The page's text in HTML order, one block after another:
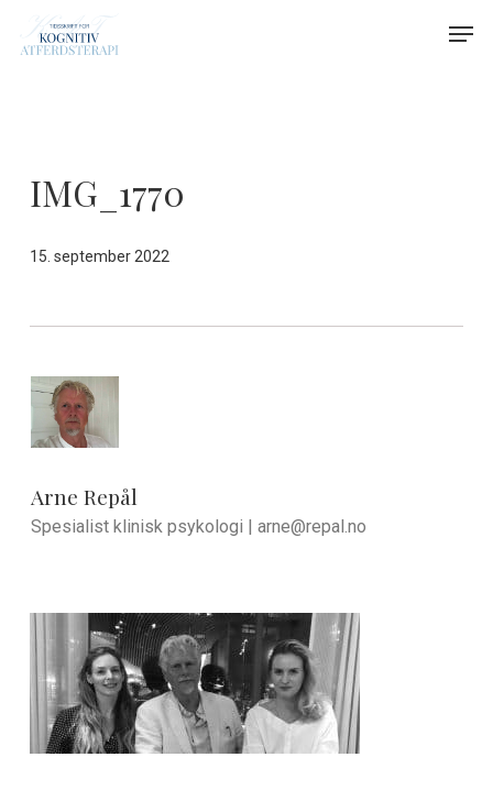
IMG_1770
15. september 2022
Arne Repål
Spesialist klinisk psykologi | arne@repal.no